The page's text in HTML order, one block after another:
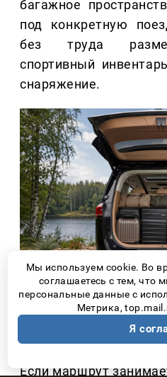
багажное
под конкретную
без труда
спортивный
снаряжение.
2. КОМФОРТ
ТОЛЬКО
Если маршрут
Мы используем cookie. Во
соглашаетесь с тем, что
персональные данные с
Метрика,
Я